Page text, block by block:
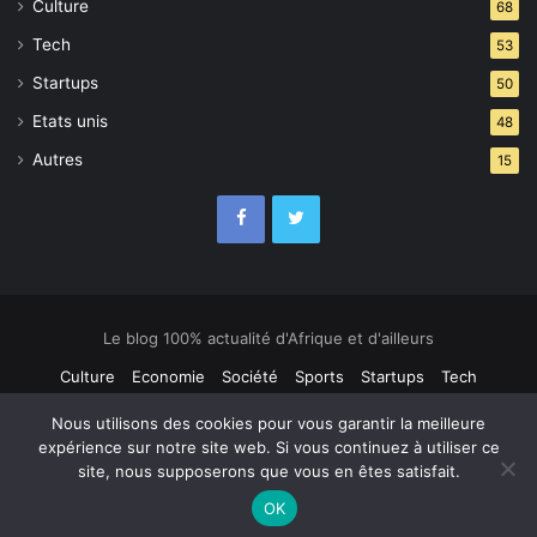
Culture 68
Tech 53
Startups 50
Etats unis 48
Autres 15
Le blog 100% actualité d'Afrique et d'ailleurs
Culture
Economie Société Sports Startups
Tech
Nous utilisons des cookies pour vous garantir la meilleure
expérience sur notre site web. Si vous continuez à utiliser ce
site, nous supposerons que vous en êtes satisfait.
OK